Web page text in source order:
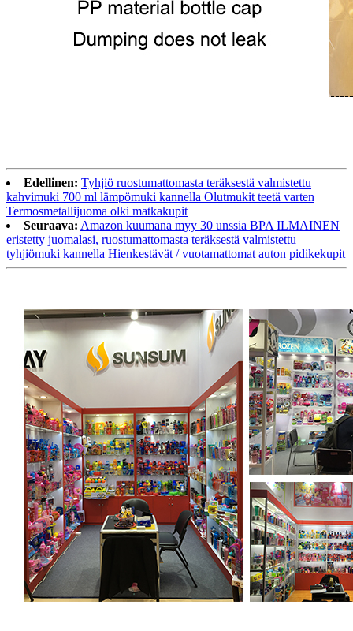
Edellinen: Tyhjiö ruostumattomasta teräksestä valmistettu
kahvimuki 700 ml lämpömuki kannella Olutmukit teetä varten
Termosmetallijuoma olki matkakupit
Seuraava: Amazon kuumana myy 30 unssia BPA ILMAINEN
eristetty juomalasi, ruostumattomasta teräksestä valmistettu
tyhjiömuki kannella Hienkestävät / vuotamattomat auton pidikekupit